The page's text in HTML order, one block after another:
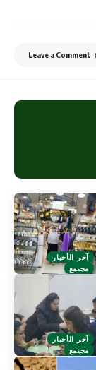
Leave a Comment
آخر الأخبار
مجتمع
آخر الأخبار
مجتمع